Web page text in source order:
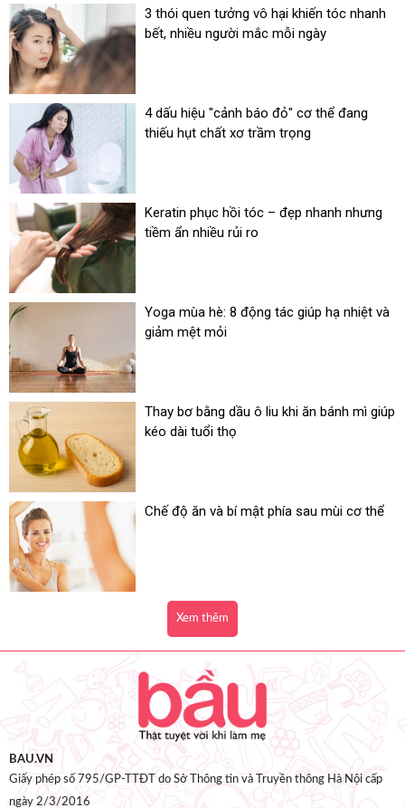
3 thói quen tưởng vô hại khiến tóc nhanh
bết, nhiều người mắc mỗi ngày
4 dấu hiệu "cảnh báo đỏ" cơ thể đang
thiếu hụt chất xơ trầm trọng
Keratin phục hồi tóc – đẹp nhanh nhưng
tiềm ẩn nhiều rủi ro
Yoga mùa hè: 8 động tác giúp hạ nhiệt và
giảm mệt mỏi
Thay bơ bằng dầu ô liu khi ăn bánh mì giúp
kéo dài tuổi thọ
Chế độ ăn và bí mật phía sau mùi cơ thể
Xem thêm
BAU.VN
Giấy phép số 795/GP-TTĐT do Sở Thông tin và Truyền thông Hà Nội cấp
ngày 2/3/2016